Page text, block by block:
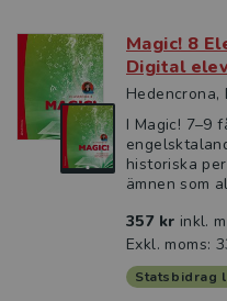
Magic! 8
Digital
Hedencrona,
I Magic! 7–9
historiska
ämnen som
357 kr inkl.
Exkl. moms:
Statsbidrag